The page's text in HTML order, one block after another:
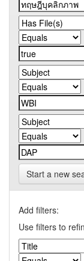
Start a new
Add filters:
Use filters to